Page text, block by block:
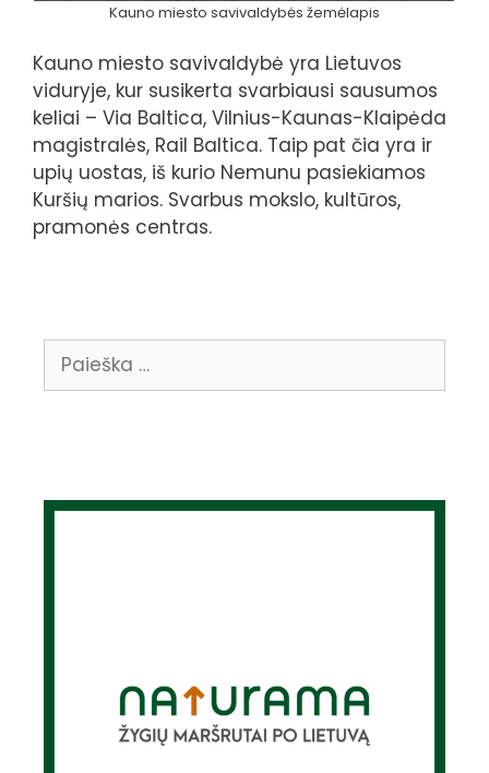
Kauno miesto savivaldybės žemėlapis
Kauno miesto savivaldybė yra Lietuvos
viduryje, kur susikerta svarbiausi sausumos
keliai – Via Baltica, Vilnius-Kaunas-Klaipėda
magistralės, Rail Baltica. Taip pat čia yra ir
upių uostas, iš kurio Nemunu pasiekiamos
Kuršių marios. Svarbus mokslo, kultūros,
pramonės centras.
Ieškoti: